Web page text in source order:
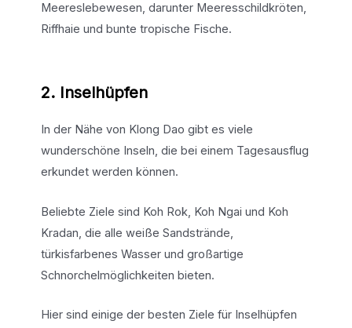
Meereslebewesen, darunter Meeresschildkröten,
Riffhaie und bunte tropische Fische.
2. Inselhüpfen
In der Nähe von Klong Dao gibt es viele
wunderschöne Inseln, die bei einem Tagesausflug
erkundet werden können.
Beliebte Ziele sind Koh Rok, Koh Ngai und Koh
Kradan, die alle weiße Sandstrände,
türkisfarbenes Wasser und großartige
Schnorchelmöglichkeiten bieten.
Hier sind einige der besten Ziele für Inselhüpfen